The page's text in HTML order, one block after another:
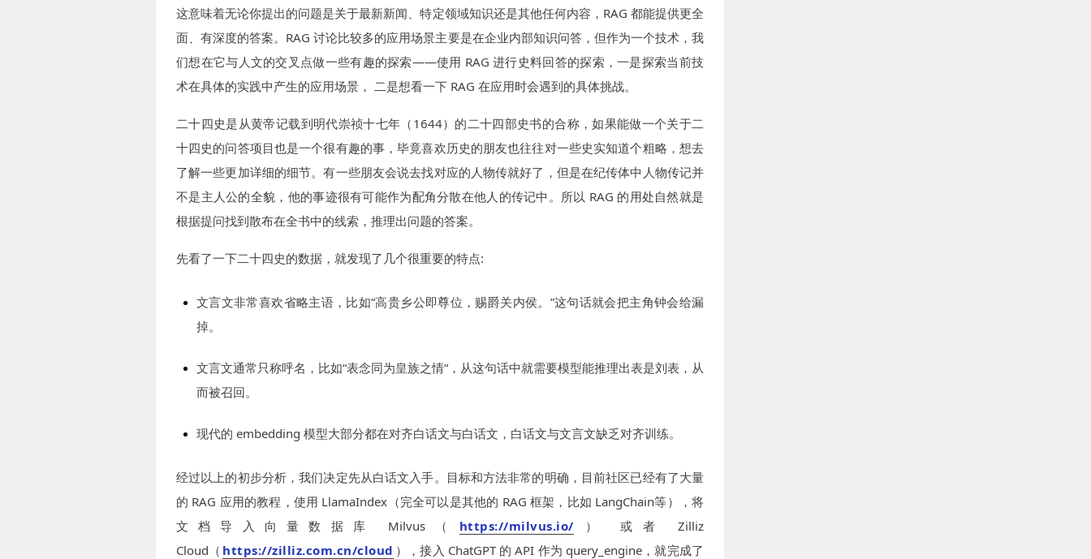
这意味着无论你提出的问题是关于最新新闻、特定领域知识还是其他任何内容，RAG 都能提供更全
面、有深度的答案。RAG 讨论比较多的应用场景主要是在企业内部知识问答，但作为一个技术，我
们想在它与人文的交叉点做一些有趣的探索——使用 RAG 进行史料回答的探索，一是探索当前技
术在具体的实践中产生的应用场景， 二是想看一下 RAG 在应用时会遇到的具体挑战。
二十四史是从黄帝记载到明代崇祯十七年（1644）的二十四部史书的合称，如果能做一个关于二
十四史的问答项目也是一个很有趣的事，毕竟喜欢历史的朋友也往往对一些史实知道个粗略，想去
了解一些更加详细的细节。有一些朋友会说去找对应的人物传就好了，但是在纪传体中人物传记并
不是主人公的全貌，他的事迹很有可能作为配角分散在他人的传记中。所以 RAG 的用处自然就是
根据提问找到散布在全书中的线索，推理出问题的答案。
先看了一下二十四史的数据，就发现了几个很重要的特点:
文言文非常喜欢省略主语，比如“高贵乡公即尊位，赐爵关内侯。”这句话就会把主角钟会给漏
掉。
文言文通常只称呼名，比如“表念同为皇族之情“，从这句话中就需要模型能推理出表是刘表，从
而被召回。
现代的 embedding 模型大部分都在对齐白话文与白话文，白话文与文言文缺乏对齐训练。
经过以上的初步分析，我们决定先从白话文入手。目标和方法非常的明确，目前社区已经有了大量
的 RAG 应用的教程，使用 LlamaIndex（完全可以是其他的 RAG 框架，比如 LangChain等），将
文档导入向量数据库 Milvus（
https://milvus.io/
） 或者 Zilliz
Cloud（ https://zilliz.com.cn/cloud ），接入 ChatGPT 的 API 作为 query_engine，就完成了